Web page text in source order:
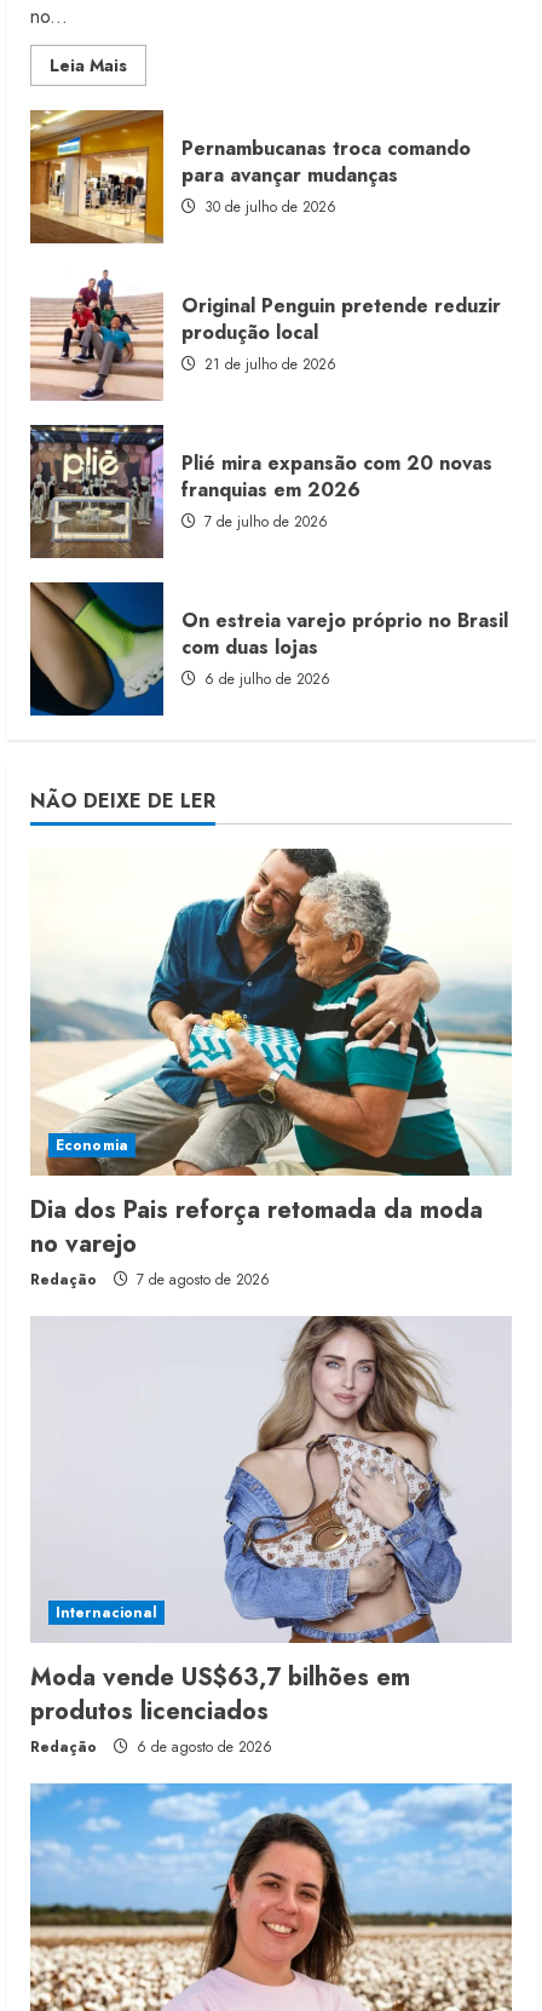
no...
Leia MaisRead
more
Morena
Rosa
lança
franquia
com
estoque
consignado
Pernambucanas troca comando
para avançar mudanças
30 de julho de 2026
Original Penguin pretende reduzir
produção local
21 de julho de 2026
Plié mira expansão com 20 novas
franquias em 2026
7 de julho de 2026
On estreia varejo próprio no Brasil
com duas lojas
6 de julho de 2026
NÃO DEIXE DE LER
Economia
Dia dos Pais reforça retomada da moda
no varejo
Redação 7 de agosto de 2026
Internacional
Moda vende US$63,7 bilhões em
produtos licenciados
Redação 6 de agosto de 2026